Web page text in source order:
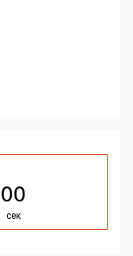
00
сек